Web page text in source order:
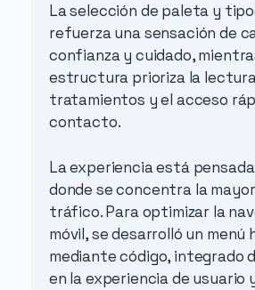
La selección de paleta y
refuerza una sensación de
confianza y cuidado,
estructura prioriza la
tratamientos y el acceso
contacto.
La experiencia está
donde se concentra la
tráfico. Para optimizar la
móvil, se desarrolló un menú
mediante código, integrado
en la experiencia de usuario